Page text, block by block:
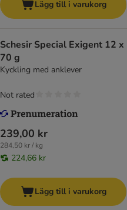
Lägg till i varukorg
Schesir Special Exigent 12 x
70 g
Kyckling med anklever
239,00 kr
284,50 kr / kg
224,66 kr
Not rated
Lägg till i varukorg